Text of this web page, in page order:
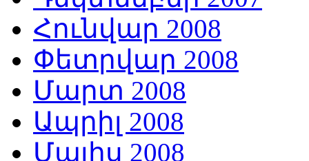
Հունվար 2008
Փետրվար 2008
Մարտ 2008
Ապրիլ 2008
Մայիս 2008